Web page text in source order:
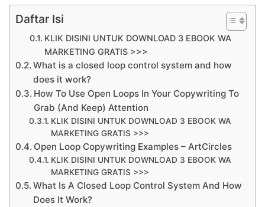
Daftar Isi
KLIK DISINI UNTUK DOWNLOAD 3 EBOOK WA
MARKETING GRATIS >>>
What is a closed loop control system and how
does it work?
How To Use Open Loops In Your Copywriting To
Grab (And Keep) Attention
KLIK DISINI UNTUK DOWNLOAD 3 EBOOK WA
MARKETING GRATIS >>>
Open Loop Copywriting Examples – ArtCircles
KLIK DISINI UNTUK DOWNLOAD 3 EBOOK WA
MARKETING GRATIS >>>
What Is A Closed Loop Control System And How
Does It Work?